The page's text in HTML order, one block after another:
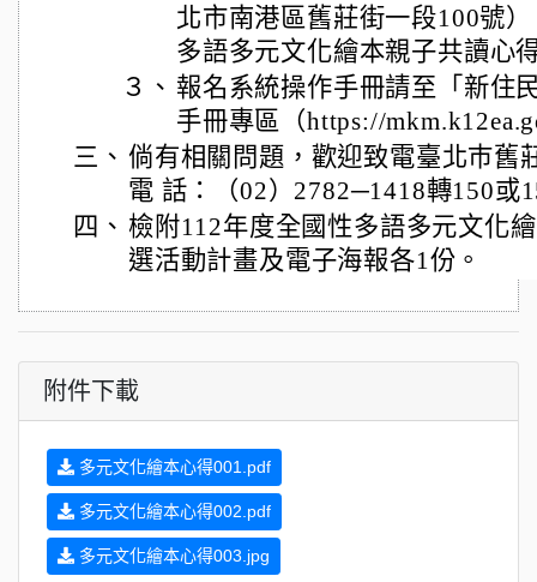
北市南港區舊莊街一段100號
多語多元文化繪本親子共讀心
３、 報名系統操作手冊請至「新住
手冊專區（https://
三、 倘有相關問題，歡迎致電臺北巿舊
電 話：（02）2782─1418轉150或
四、 檢附112年度全國性多語多元文化
選活動計畫及電子海報各1份。
附件下載
多元文化繪本心得001.pdf
多元文化繪本心得002.pdf
多元文化繪本心得003.jpg